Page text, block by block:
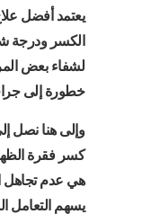
يعتمد أفضل
الكسر ودرجة
لشفاء بعض
خطورة إلى
وإلى هنا نصل
كسر فقرة
هي عدم تجاهل
يسهم التعامل